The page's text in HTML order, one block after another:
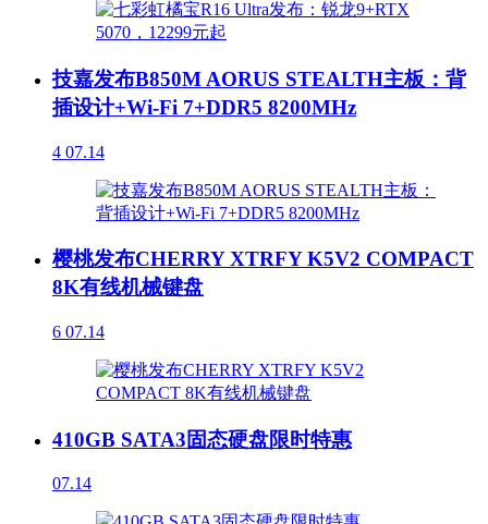
技嘉发布B850M AORUS STEALTH主板：背
插设计+Wi-Fi 7+DDR5 8200MHz
4 07.14
樱桃发布CHERRY XTRFY K5V2 COMPACT
8K有线机械键盘
6 07.14
410GB SATA3固态硬盘限时特惠
07.14